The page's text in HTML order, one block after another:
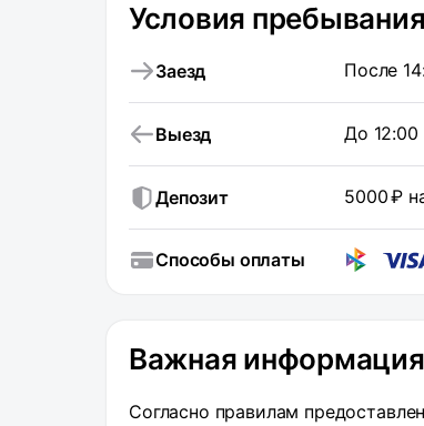
Условия пребывания
Заезд После
Выезд До 12:00
Депозит 5000 ₽
Способы оплаты
Важная информация
Согласно правилам